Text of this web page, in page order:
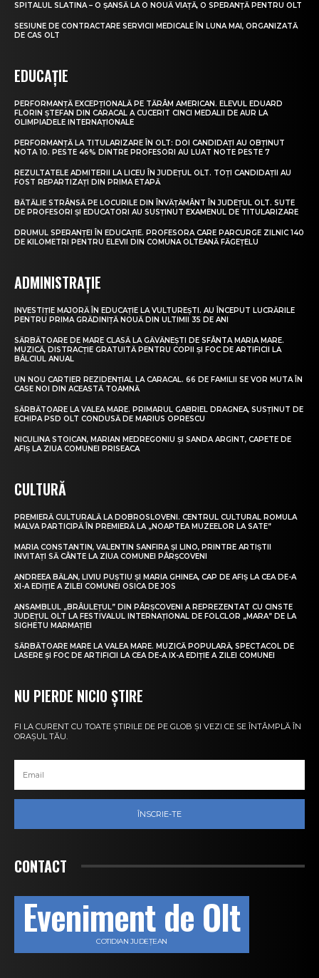
SPITALUL SLATINA – O ȘANSĂ LA O NOUĂ VIAȚĂ, O SPERANȚĂ PENTRU OLT
SESIUNE DE CONTRACTARE SERVICII MEDICALE ÎN LUNA MAI, ORGANIZATĂ
DE CAS OLT
EDUCAȚIE
PERFORMANȚĂ EXCEPȚIONALĂ PE TĂRÂM AMERICAN. ELEVUL EDUARD
FLORIN ȘTEFAN DIN CARACAL A CUCERIT CINCI MEDALII DE AUR LA
OLIMPIADELE INTERNAȚIONALE
PERFORMANȚĂ LA TITULARIZARE ÎN OLT: DOI CANDIDAȚI AU OBȚINUT
NOTA 10. PESTE 46% DINTRE PROFESORI AU LUAT NOTE PESTE 7
REZULTATELE ADMITERII LA LICEU ÎN JUDEȚUL OLT. TOȚI CANDIDAȚII AU
FOST REPARTIZAȚI DIN PRIMA ETAPĂ
BĂTĂLIE STRÂNSĂ PE LOCURILE DIN ÎNVĂȚĂMÂNT ÎN JUDEȚUL OLT. SUTE
DE PROFESORI ȘI EDUCATORI AU SUSȚINUT EXAMENUL DE TITULARIZARE
DRUMUL SPERANȚEI ÎN EDUCAȚIE. PROFESORA CARE PARCURGE ZILNIC 140
DE KILOMETRI PENTRU ELEVII DIN COMUNA OLTEANĂ FĂGEȚELU
ADMINISTRAȚIE
INVESTIȚIE MAJORĂ ÎN EDUCAȚIE LA VULTUREȘTI. AU ÎNCEPUT LUCRĂRILE
PENTRU PRIMA GRĂDINIȚĂ NOUĂ DIN ULTIMII 35 DE ANI
SĂRBĂTOARE DE MARE CLASĂ LA GĂVĂNEȘTI DE SFÂNTA MARIA MARE.
MUZICĂ, DISTRACȚIE GRATUITĂ PENTRU COPII ȘI FOC DE ARTIFICII LA
BÂLCIUL ANUAL
UN NOU CARTIER REZIDENȚIAL LA CARACAL. 66 DE FAMILII SE VOR MUTA ÎN
CASE NOI DIN ACEASTĂ TOAMNĂ
SĂRBĂTOARE LA VALEA MARE. PRIMARUL GABRIEL DRAGNEA, SUSȚINUT DE
ECHIPA PSD OLT CONDUSĂ DE MARIUS OPRESCU
NICULINA STOICAN, MARIAN MEDREGONIU ȘI SANDA ARGINT, CAPETE DE
AFIȘ LA ZIUA COMUNEI PRISEACA
CULTURĂ
PREMIERĂ CULTURALĂ LA DOBROSLOVENI. CENTRUL CULTURAL ROMULA
MALVA PARTICIPĂ ÎN PREMIERĂ LA „NOAPTEA MUZEELOR LA SATE”
MARIA CONSTANTIN, VALENTIN SANFIRA ȘI LINO, PRINTRE ARTIȘTII
INVITAȚI SĂ CÂNTE LA ZIUA COMUNEI PÂRȘCOVENI
ANDREEA BĂLAN, LIVIU PUȘTIU ȘI MARIA GHINEA, CAP DE AFIȘ LA CEA DE-A
XI-A EDIȚIE A ZILEI COMUNEI OSICA DE JOS
ANSAMBLUL „BRÂULEȚUL” DIN PÂRȘCOVENI A REPREZENTAT CU CINSTE
JUDEȚUL OLT LA FESTIVALUL INTERNAȚIONAL DE FOLCLOR „MARA” DE LA
SIGHETU MARMAȚIEI
SĂRBĂTOARE MARE LA VALEA MARE. MUZICĂ POPULARĂ, SPECTACOL DE
LASERE ȘI FOC DE ARTIFICII LA CEA DE-A IX-A EDIȚIE A ZILEI COMUNEI
NU PIERDE NICIO ȘTIRE
FI LA CURENT CU TOATE ȘTIRILE DE PE GLOB ȘI VEZI CE SE ÎNTÂMPLĂ ÎN
ORAȘUL TĂU.
ÎNSCRIE-TE
CONTACT
Eveniment de Olt
COTIDIAN JUDEȚEAN